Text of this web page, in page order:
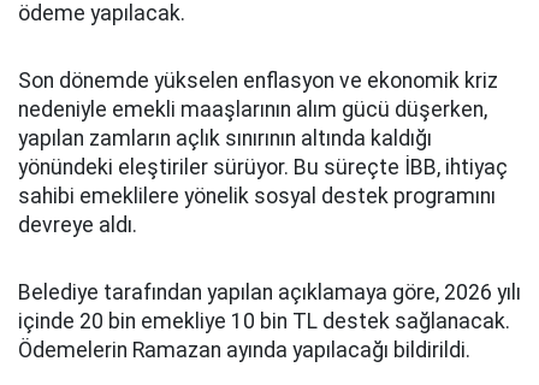
ödeme yapılacak.
Son dönemde yükselen enflasyon ve ekonomik kriz
nedeniyle emekli maaşlarının alım gücü düşerken,
yapılan zamların açlık sınırının altında kaldığı
yönündeki eleştiriler sürüyor. Bu süreçte İBB, ihtiyaç
sahibi emeklilere yönelik sosyal destek programını
devreye aldı.
Belediye tarafından yapılan açıklamaya göre, 2026 yılı
içinde 20 bin emekliye 10 bin TL destek sağlanacak.
Ödemelerin Ramazan ayında yapılacağı bildirildi.